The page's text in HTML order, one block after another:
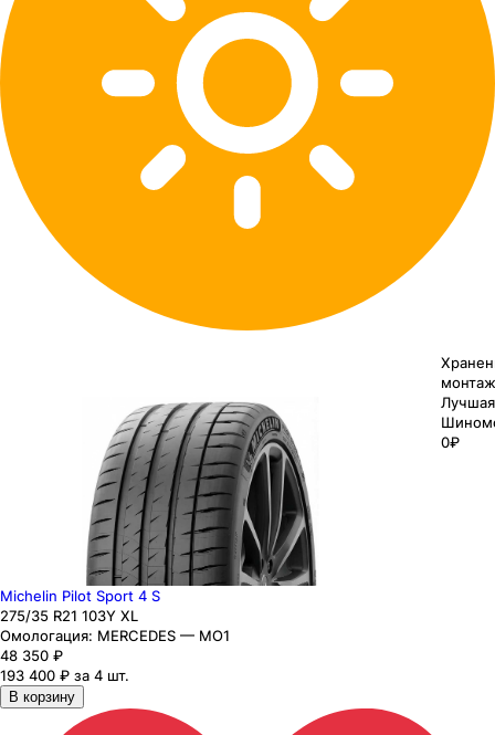
0₽
Michelin Pilot Sport 4 S
275/35 R21 103Y XL
Омологация: MERCEDES — MO1
48 350 ₽
193 400 ₽ за 4 шт.
В корзину